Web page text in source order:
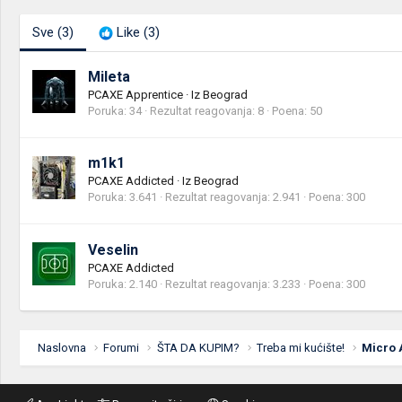
Sve (3) Like (3)
Mileta
PCAXE Apprentice · Iz Beograd
Poruka 34 Rezultat reagovanja 8 Poena 50
m1k1
PCAXE Addicted · Iz Beograd
Poruka 3.641 Rezultat reagovanja 2.941 Poena 300
Veselin
PCAXE Addicted
Poruka 2.140 Rezultat reagovanja 3.233 Poena 300
Naslovna Forumi ŠTA DA KUPIM? Treba mi kućište! Micro